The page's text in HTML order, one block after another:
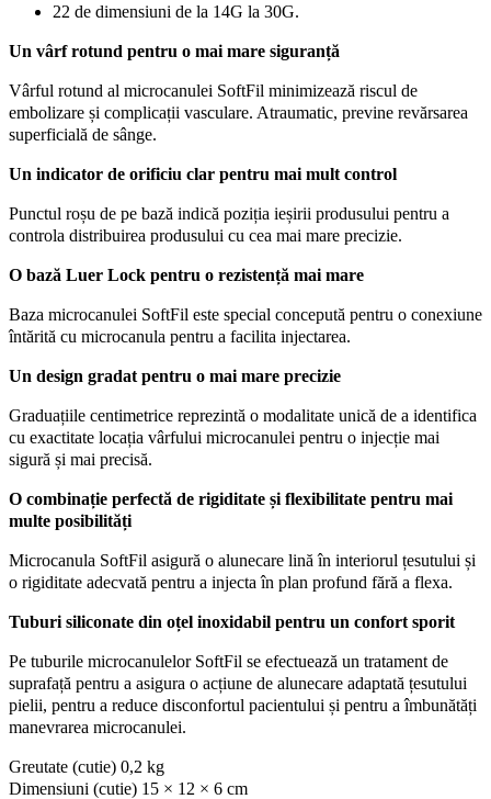
22 de dimensiuni de la 14G la 30G.
Un vârf rotund pentru o mai mare siguranță
Vârful rotund al microcanulei SoftFil minimizează riscul de
embolizare și complicații vasculare. Atraumatic, previne revărsarea
superficială de sânge.
Un indicator de orificiu clar pentru mai mult control
Punctul roșu de pe bază indică poziția ieșirii produsului pentru a
controla distribuirea produsului cu cea mai mare precizie.
O bază Luer Lock pentru o rezistență mai mare
Baza microcanulei SoftFil este special concepută pentru o conexiune
întărită cu microcanula pentru a facilita injectarea.
Un design gradat pentru o mai mare precizie
Graduațiile centimetrice reprezintă o modalitate unică de a identifica
cu exactitate locația vârfului microcanulei pentru o injecție mai
sigură și mai precisă.
O combinație perfectă de rigiditate și flexibilitate pentru mai
multe posibilități
Microcanula SoftFil asigură o alunecare lină în interiorul țesutului și
o rigiditate adecvată pentru a injecta în plan profund fără a flexa.
Tuburi siliconate din oțel inoxidabil pentru un confort sporit
Pe tuburile microcanulelor SoftFil se efectuează un tratament de
suprafață pentru a asigura o acțiune de alunecare adaptată țesutului
pielii, pentru a reduce disconfortul pacientului și pentru a îmbunătăți
manevrarea microcanulei.
Greutate (cutie) 0,2 kg
Dimensiuni (cutie) 15 × 12 × 6 cm